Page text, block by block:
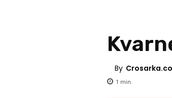
By
1 min.